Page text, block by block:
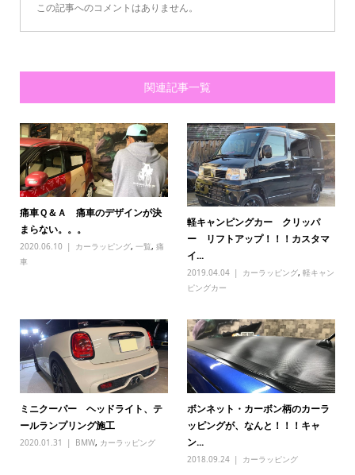
この記事へのコメントはありません。
関連記事一覧
痛車Ｑ＆Ａ 痛車のデザインが決
まらない。。。
2020.06.10 カーラッピング, 一覧, 痛
車
軽キャンピングカー クリッパ
ー リフトアップ！！！カスタマ
イ...
2019.04.04 カーラッピング,軽キャン
ピングカー
ミニクーパー ヘッドライト、テ
ールランプリング施工
2020.01.31 BMW, カーラッピング
ボンネット・カーボン柄のカーラ
ッピングが、なんと！！！キャ
ン...
2018.09.24 カーラッピング